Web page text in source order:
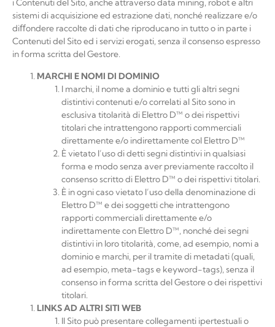
i Contenuti del Sito, anche attraverso data mining, robot e altri
sistemi di acquisizione ed estrazione dati, nonché realizzare e/o
diﬀondere raccolte di dati che riproducano in tutto o in parte i
Contenuti del Sito ed i servizi erogati, senza il consenso espresso
in forma scritta del Gestore.
MARCHI ENOMI DI DOMINIO
I marchi, il nome a dominio e tutti gli altri segni
distintivi contenuti e/o correlati al Sito sono in
esclusiva titolarità di Elettro D™ o dei rispettivi
titolari che intrattengono rapporti commerciali
direttamente e/o indirettamente col Elettro D™
È vietato l’uso di detti segni distintivi in qualsiasi
forma e modo senza aver previamente raccolto il
consenso scritto di Elettro D™ o dei rispettivi titolari.
È in ogni caso vietato l’uso della denominazione di
Elettro D™ e dei soggetti che intrattengono
rapporti commerciali direttamente e/o
indirettamente con Elettro D™, nonché dei segni
distintivi in loro titolarità, come, ad esempio, nomi a
dominio e marchi, per il tramite di metadati (quali,
ad esempio, meta-tags e keyword-tags), senza il
consenso in forma scritta del Gestore o dei rispettivi
titolari.
LINKSADALTRI SITI WEB
Il Sito può presentare collegamenti ipertestuali o